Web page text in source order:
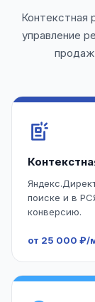
Контекстная
управление
продаж
поиске и в
конверсию.
от 25 000 ₽/